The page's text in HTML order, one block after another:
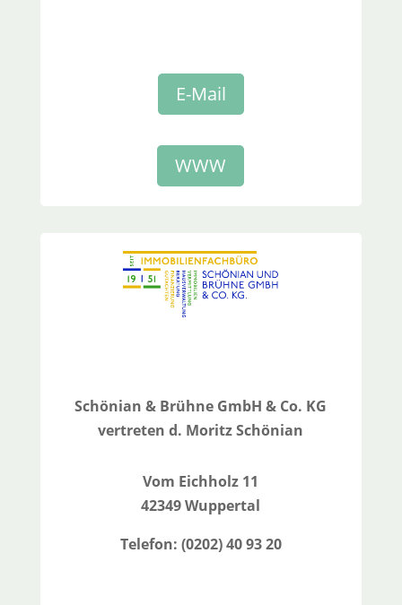
E-Mail
WWW
Schönian & Brühne GmbH & Co. KG
vertreten d. Moritz Schönian
Vom Eichholz 11
42349 Wuppertal
Telefon: (0202) 40 93 20